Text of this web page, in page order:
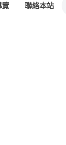
覽 聯絡本站